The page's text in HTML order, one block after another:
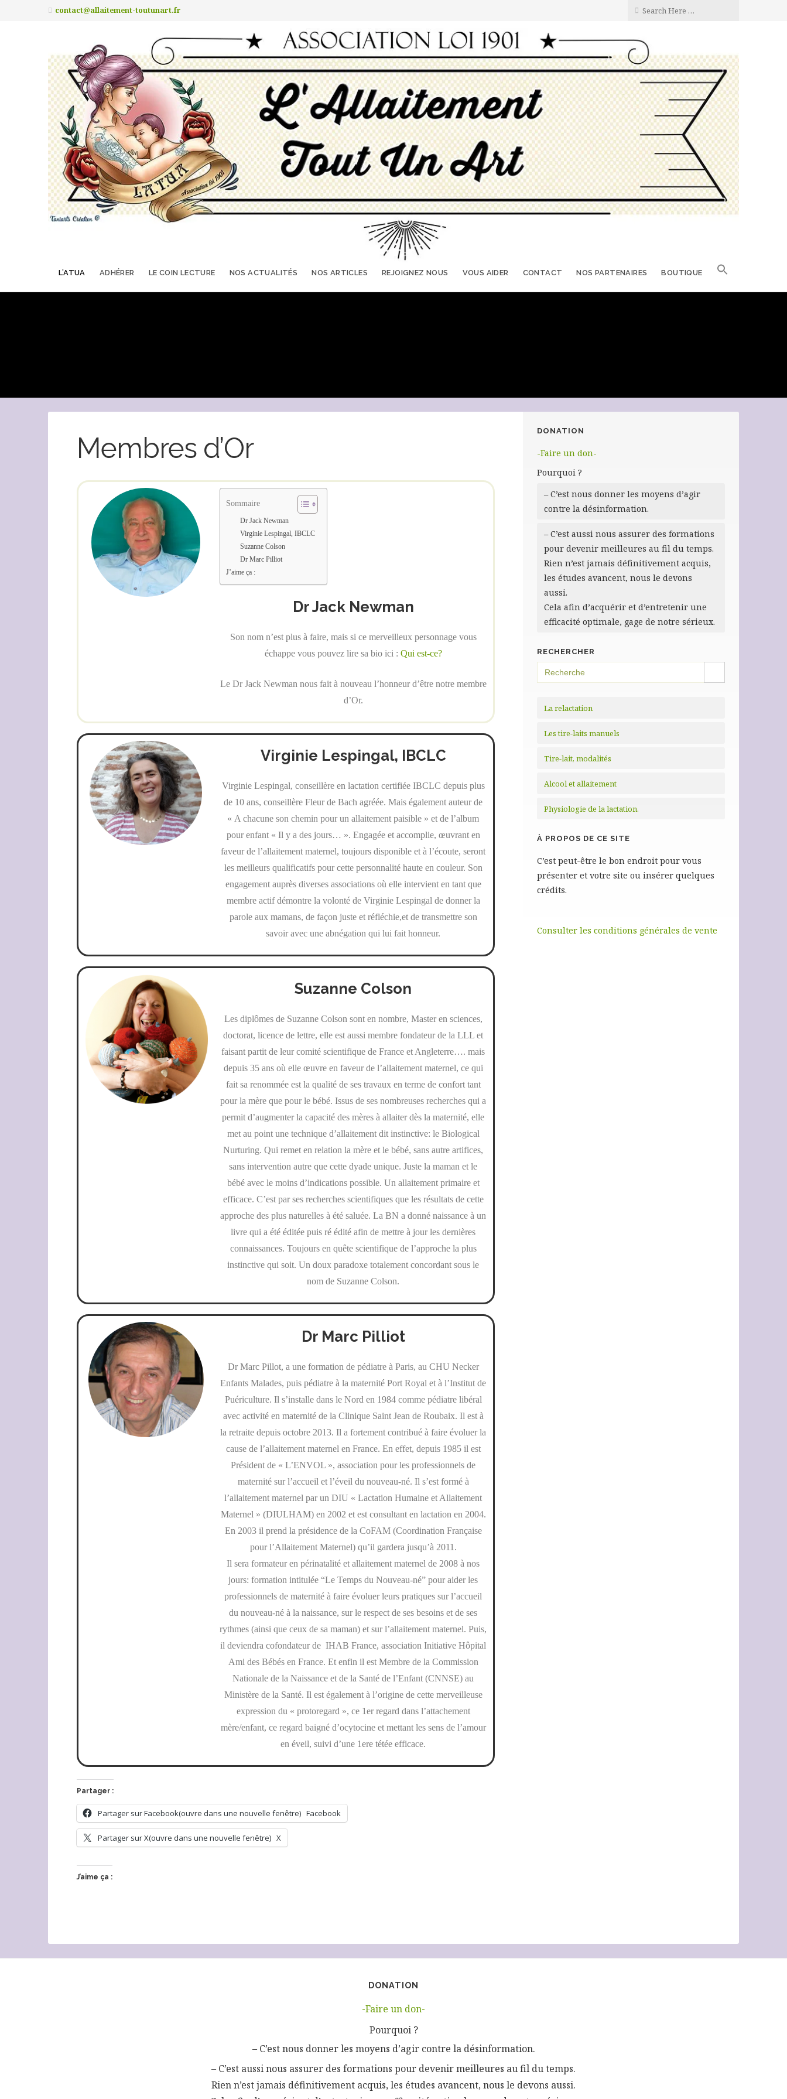
contact@allaitement-toutunart.fr
L’ATUA ADHÉRER LE COIN LECTURE NOS ACTUALITÉS NOS ARTICLES REJOIGNEZ NOUS VOUS AIDER CONTACT NOS PARTENAIRES BOUTIQUE
Membres d’Or
Sommaire
Dr Jack Newman
Virginie Lespingal, IBCLC
Suzanne Colson
Dr Marc Pilliot
J’aime ça :
Dr Jack Newman
Son nom n’est plus à faire, mais si ce merveilleux personnage vous
échappe vous pouvez lire sa bio ici : Qui est-ce?
Le Dr Jack Newman nous fait à nouveau l’honneur d’être notre membre
d’Or.
Virginie Lespingal, IBCLC
Virginie Lespingal, conseillère en lactation certifiée IBCLC depuis plus
de 10 ans, conseillère Fleur de Bach agréée. Mais également auteur de
« A chacune son chemin pour un allaitement paisible » et de l’album
pour enfant « Il y a des jours… ». Engagée et accomplie, œuvrant en
faveur de l’allaitement maternel, toujours disponible et à l’écoute, seront
les meilleurs qualificatifs pour cette personnalité haute en couleur. Son
engagement auprès diverses associations où elle intervient en tant que
membre actif démontre la volonté de Virginie Lespingal de donner la
parole aux mamans, de façon juste et réfléchie,et de transmettre son
savoir avec une abnégation qui lui fait honneur.
Suzanne Colson
Les diplômes de Suzanne Colson sont en nombre, Master en sciences,
doctorat, licence de lettre, elle est aussi membre fondateur de la LLL et
faisant partit de leur comité scientifique de France et Angleterre…. mais
depuis 35 ans où elle œuvre en faveur de l’allaitement maternel, ce qui
fait sa renommée est la qualité de ses travaux en terme de confort tant
pour la mère que pour le bébé. Issus de ses nombreuses recherches qui a
permit d’augmenter la capacité des mères à allaiter dès la maternité, elle
met au point une technique d’allaitement dit instinctive: le Biological
Nurturing. Qui remet en relation la mère et le bébé, sans autre artifices,
sans intervention autre que cette dyade unique. Juste la maman et le
bébé avec le moins d’indications possible. Un allaitement primaire et
efficace. C’est par ses recherches scientifiques que les résultats de cette
approche des plus naturelles à été saluée. La BN a donné naissance à un
livre qui a été éditée puis ré édité afin de mettre à jour les dernières
connaissances. Toujours en quête scientifique de l’approche la plus
instinctive qui soit. Un doux paradoxe totalement concordant sous le
nom de Suzanne Colson.
Dr Marc Pilliot
Dr Marc Pillot, a une formation de pédiatre à Paris, au CHU Necker
Enfants Malades, puis pédiatre à la maternité Port Royal et à l’Institut de
Puériculture. Il s’installe dans le Nord en 1984 comme pédiatre libéral
avec activité en maternité de la Clinique Saint Jean de Roubaix. Il est à
la retraite depuis octobre 2013.Il a fortement contribué à faire évoluer la
cause de l’allaitement maternel en France. En effet, depuis 1985 il est
Président de « L’ENVOL », association pour les professionnels de
maternité sur l’accueil et l’éveil du nouveau-né. Il s’est formé à
l’allaitement maternel par un DIU « Lactation Humaine et Allaitement
Maternel » (DIULHAM) en 2002 et est consultant en lactation en 2004.
En 2003 il prend la présidence de la CoFAM (Coordination Française
pour l’Allaitement Maternel) qu’il gardera jusqu’à 2011.
Il sera formateur en périnatalité et allaitement maternel de 2008 à nos
jours: formation intitulée “Le Temps du Nouveau-né” pour aider les
professionnels de maternité à faire évoluer leurs pratiques sur l’accueil
du nouveau-né à la naissance, sur le respect de ses besoins et de ses
rythmes (ainsi que ceux de sa maman) et sur l’allaitement maternel.Puis,
il deviendra cofondateur de IHAB France, association Initiative Hôpital
Ami des Bébés en France. Et enfin il est Membre de la Commission
Nationale de la Naissance et de la Santé de l’Enfant (CNNSE) au
Ministère de la Santé. Il est également à l’origine de cette merveilleuse
expression du « protoregard », ce 1er regard dans l’attachement
mère/enfant, ce regard baigné d’ocytocine et mettant les sens de l’amour
en éveil, suivi d’une 1ere tétée efficace.
Partager :
Partager sur Facebook(ouvre dans une nouvelle fenêtre) Facebook
Partager sur X(ouvre dans une nouvelle fenêtre) X
J’aime ça :
DONATION
-Faire un don-
Pourquoi ?
– C’est nous donner les moyens d’agir
contre la désinformation.
– C’est aussi nous assurer des formations
pour devenir meilleures au fil du temps.
Rien n’est jamais définitivement acquis,
les études avancent, nous le devons
aussi.
Cela afin d’acquérir et d’entretenir une
efficacité optimale, gage de notre sérieux.
RECHERCHER
Search
for:
SEARCH BUTTON
La relactation
Les tire-laits manuels
Tire-lait, modalités
Alcool et allaitement
Physiologie de la lactation.
À PROPOS DE CE SITE
C’est peut-être le bon endroit pour vous
présenter et votre site ou insérer quelques
crédits.
Consulter les conditions générales de vente
DONATION
-Faire un don-
Pourquoi ?
– C’est nous donner les moyens d’agir contre la désinformation.
– C’est aussi nous assurer des formations pour devenir meilleures au fil du temps.
Rien n’est jamais définitivement acquis, les études avancent, nous le devons aussi.